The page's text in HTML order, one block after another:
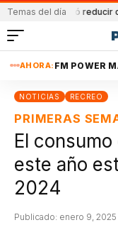
Temas del día
Fe logró reducir costo
AHORA: FM POWER
NOTICIAS RECREO
PRIMERAS
El
este año
2024
Publicado: enero 9, 2025